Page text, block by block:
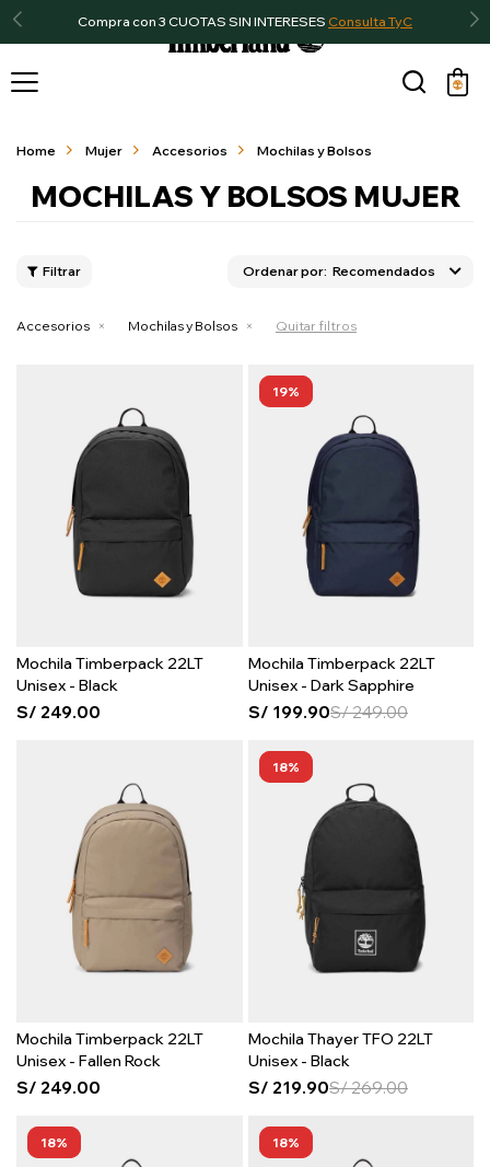
Compra con 3 CUOTAS SIN INTERESES Consulta TyC

Home Mujer Accesorios Mochilas y Bolsos
MOCHILAS Y BOLSOS MUJER
Recomendados
Accesorios Mochilas y Bolsos Quitar filtros
Mochila Timberpack 22LT
Unisex - Black
S/ 249.00
19
Mochila Timberpack 22LT
Unisex - Dark Sapphire
S/ 199.90S/249.00
Mochila Timberpack 22LT
Unisex - Fallen Rock
S/ 249.00
18
Mochila Thayer TFO 22LT
Unisex - Black
S/ 219.90S/269.00
18 18